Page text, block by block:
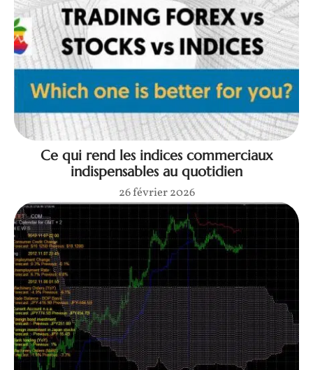
Ce qui rend les indices commerciaux
indispensables au quotidien
26 février 2026